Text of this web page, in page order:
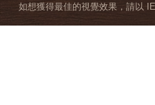
如想獲得最佳的視覺效果，請以